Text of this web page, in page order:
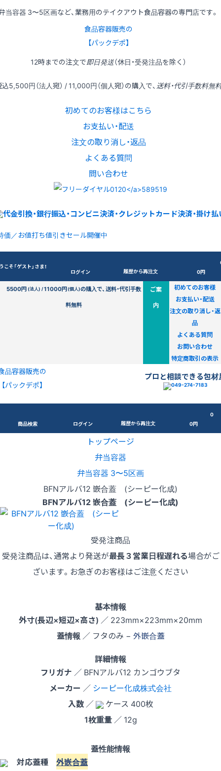
当容器 3〜5区画など、業務用のテイクアウト食品容器の専門店です。
食品容器販売の
【パックデポ】
12時までの注文で即日発送（休日・受発注品を除く）
込5,500円（法人宛） / 11,000円（個人宛）の購入で、 送料・代引手数料無
初めてのお客様はこちら
お支払い・配送
注文の取り消し・返品
よくある質問
問い合わせ
価／お値打ち値引きセール開催中
こそ「ゲスト」さま！
ログイン 履歴から再注文
0円
5500円(法人) /11000円(個人)の購入で、送料・代引手数
料無料
ご案
内
初めてのお客様
お支払い・配送
注文の取り消し・返
品
よくある質問
お問い合わせ
特定商取引の表示
品容器販売の
【パックデポ】
プロと相談できる包材
商品検索 ログイン 履歴から再注文
0
0円
トップページ
弁当容器
弁当容器 3〜5区画
BFNアルバ12 嵌合蓋 (シーピー化成)
BFNアルバ12 嵌合蓋 (シーピー化成)
受発注商品
受発注商品は、通常より発送が最長３営業日程遅れる場合がご
ざいます。お急ぎのお客様はご注意ください
基本情報
外寸(長辺×短辺×高さ) ／ 223mm×223mm×20mm
蓋情報 ／ フタのみ − 外嵌合蓋
詳細情報
フリガナ ／ BFNアルバ12 カンゴウブタ
メーカー ／ シーピー化成株式会社
入数／
ケース 400枚
1枚重量／ 12g
蓋性能情報
対応蓋種 外嵌合蓋